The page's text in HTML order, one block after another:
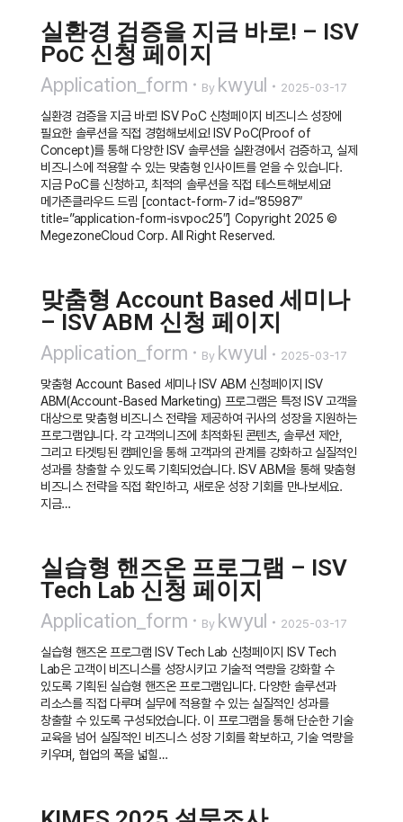
실환경 검증을 지금 바로! – ISV
PoC 신청 페이지
Application_form By kwyul 2025-03-17
실환경 검증을 지금 바로! ISV PoC 신청페이지 비즈니스 성장에
필요한 솔루션을 직접 경험해보세요! ISV PoC(Proof of
Concept)를 통해 다양한 ISV 솔루션을 실환경에서 검증하고, 실제
비즈니스에 적용할 수 있는 맞춤형 인사이트를 얻을 수 있습니다.
지금 PoC를 신청하고, 최적의 솔루션을 직접 테스트해보세요!
메가존클라우드 드림 [contact-form-7 id=”85987″
title=”application-form-isvpoc25″] Copyright 2025 ©
MegezoneCloud Corp. All Right Reserved.
맞춤형 Account Based 세미나
– ISV ABM 신청 페이지
Application_form By kwyul 2025-03-17
맞춤형 Account Based 세미나 ISV ABM 신청페이지 ISV
ABM(Account-Based Marketing) 프로그램은 특정 ISV 고객을
대상으로 맞춤형 비즈니스 전략을 제공하여 귀사의 성장을 지원하는
프로그램입니다. 각 고객의니즈에 최적화된 콘텐츠, 솔루션 제안,
그리고 타겟팅된 캠페인을 통해 고객과의 관계를 강화하고 실질적인
성과를 창출할 수 있도록 기획되었습니다. ISV ABM을 통해 맞춤형
비즈니스 전략을 직접 확인하고, 새로운 성장 기회를 만나보세요.
지금…
실습형 핸즈온 프로그램 – ISV
Tech Lab 신청 페이지
Application_form By kwyul 2025-03-17
실습형 핸즈온 프로그램 ISV Tech Lab 신청페이지 ISV Tech
Lab은 고객이 비즈니스를 성장시키고 기술적 역량을 강화할 수
있도록 기획된 실습형 핸즈온 프로그램입니다. 다양한 솔루션과
리소스를 직접 다루며 실무에 적용할 수 있는 실질적인 성과를
창출할 수 있도록 구성되었습니다. 이 프로그램을 통해 단순한 기술
교육을 넘어 실질적인 비즈니스 성장 기회를 확보하고, 기술 역량을
키우며, 협업의 폭을 넓힐…